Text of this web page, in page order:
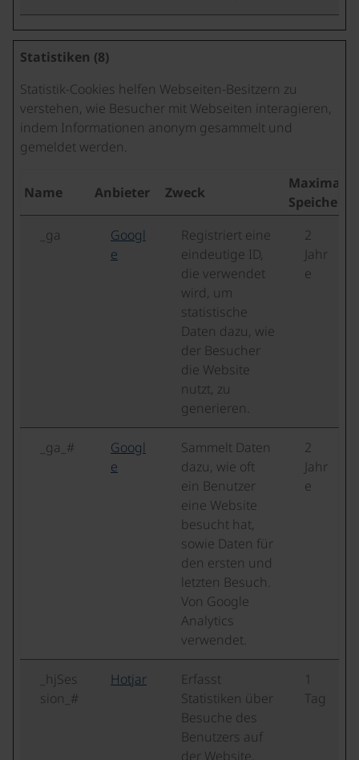
Statistiken (8)
Statistik-Cookies helfen Webseiten-Besitzern zu
verstehen, wie Besucher mit Webseiten interagieren,
indem Informationen anonym gesammelt und
gemeldet werden.
Name Anbieter Zweck
Maximale
_ga
Googl
e
Registriert eine
eindeutige ID,
die verwendet
wird, um
statistische
Daten dazu, wie
der Besucher
die Website
nutzt, zu
generieren.
2
Jahr
e
_ga_#
Googl
e
Sammelt Daten
dazu, wie oft
ein Benutzer
eine Website
besucht hat,
sowie Daten für
den ersten und
letzten Besuch.
Von Google
Analytics
verwendet.
2
Jahr
e
_hjSes
sion_#
Hotjar
Erfasst
Statistiken über
Besuche des
Benutzers auf
der Website,
1
Tag